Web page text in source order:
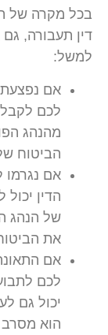
בכל מקרה של
דין תעבורה,
למשל:
אם נפצעתם
לכם לקבל
מהנהג
הביטוח
אם נגרמו
הדין יכול
של הנהג
את
אם התאונה
לכם
יכול גם
הוא מסרב